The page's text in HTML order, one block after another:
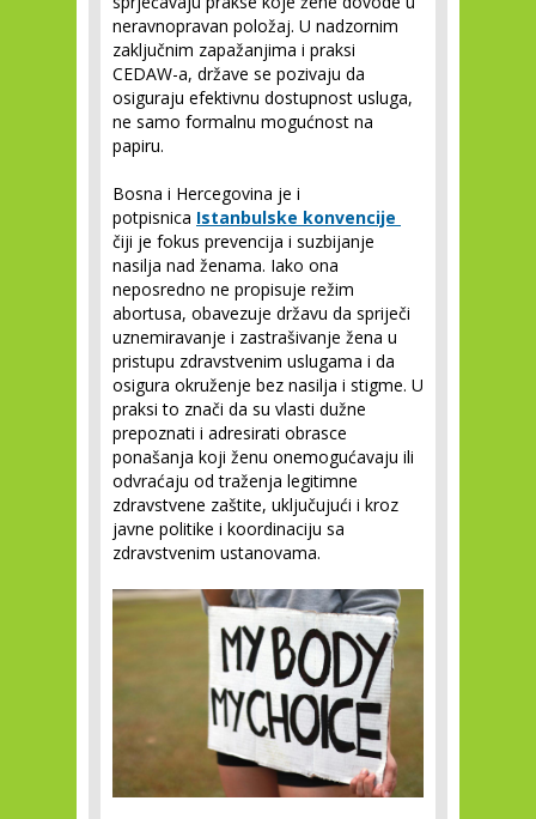
neravnopravan položaj. U nadzornim
zaključnim zapažanjima i praksi
CEDAW-a, države se pozivaju da
osiguraju efektivnu dostupnost usluga,
ne samo formalnu mogućnost na
papiru.
Bosna i Hercegovina je i
potpisnica Istanbulske konvencije
čiji je fokus prevencija i suzbijanje
nasilja nad ženama. Iako ona
neposredno ne propisuje režim
abortusa, obavezuje državu da spriječi
uznemiravanje i zastrašivanje žena u
pristupu zdravstvenim uslugama i da
osigura okruženje bez nasilja i stigme. U
praksi to znači da su vlasti dužne
prepoznati i adresirati obrasce
ponašanja koji ženu onemogućavaju ili
odvraćaju od traženja legitimne
zdravstvene zaštite, uključujući i kroz
javne politike i koordinaciju sa
zdravstvenim ustanovama.